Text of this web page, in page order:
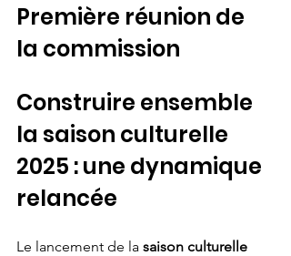
Première réunion de
la commission
Construire ensemble
la saison culturelle
2025 : une dynamique
relancée
Le lancement de la saison culturelle